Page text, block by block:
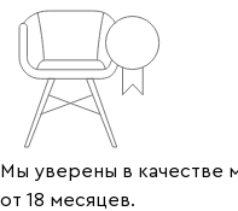
Мы уверены в качестве
от 18 месяцев.